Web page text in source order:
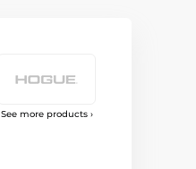
See more products ›